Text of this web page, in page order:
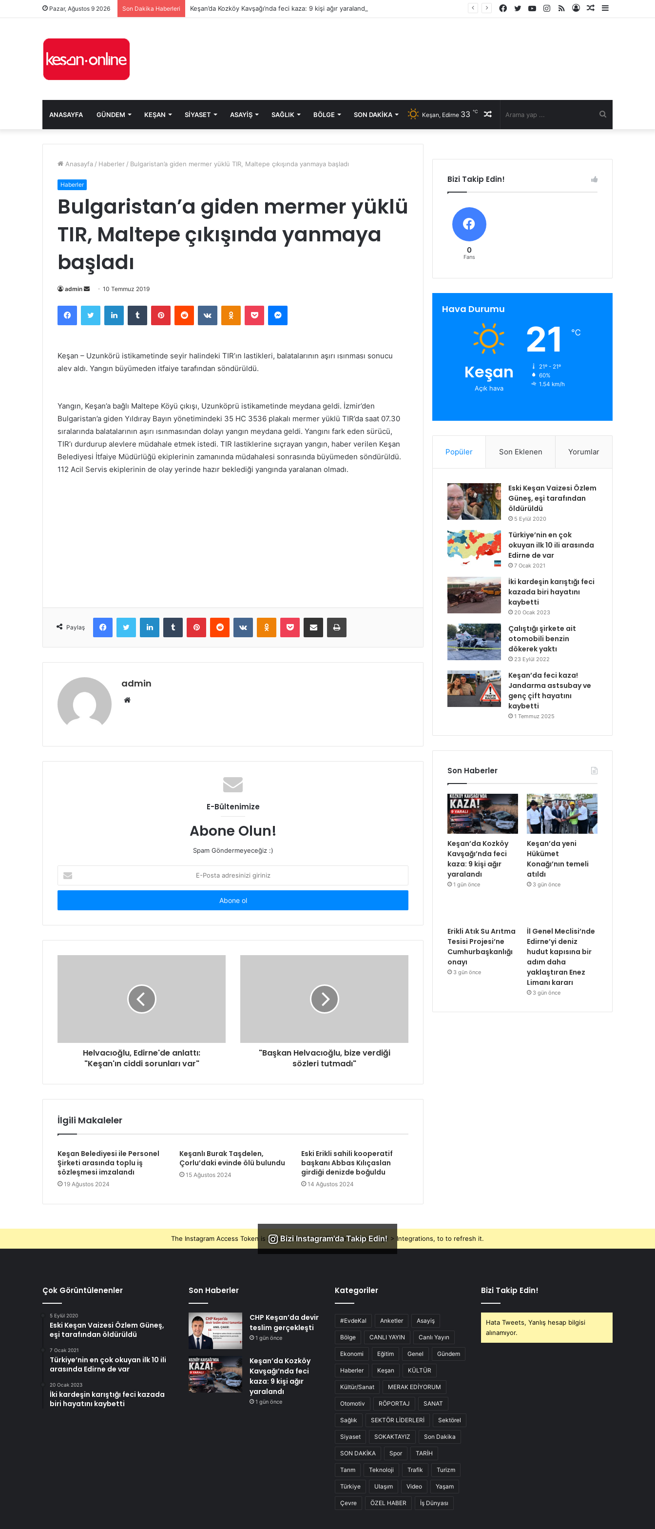
Pazar, Ağustos 9 2026 Son Dakika Haberleri Keşan’da Kozköy Kavşağı’nda feci kaza: 9 kişi ağır yaralandı
Kenar
Rastgele
Kayıt
RSS
Instagram
YouTube
Twitter
Facebook
ANASAYFA GÜNDEM KEŞAN SIYASET ASAYIŞ SAĞLIK BÖLGE SON DAKIKA Rastgele
Keşan, Edirne 33 ℃
Anasayfa / Haberler / Bulgaristan’a giden mermer yüklü TIR, Maltepe çıkışında yanmaya başladı
Haberler
Bulgaristan’a giden mermer yüklü
TIR, Maltepe çıkışında yanmaya
başladı
admin
Bir
posta
göndermek
10 Temmuz 2019
FacebookTwitter LinkedInTumblr PinterestReddit VKontakteOdnoklassniki
Pocket Messenger
Keşan – Uzunkörü istikametinde seyir halindeki TIR’ın lastikleri, balatalarının aşırı ısınması sonucu
alev aldı. Yangın büyümeden itfaiye tarafından söndürüldü.
Yangın, Keşan’a bağlı Maltepe Köyü çıkışı, Uzunköprü istikametinde meydana geldi. İzmir’den
Bulgaristan’a giden Yıldıray Bayın yönetimindeki 35 HC 3536 plakalı mermer yüklü TIR’da saat 07.30
sıralarında balatalarının aşırı ısınmasından dolayı yangın meydana geldi. Yangını fark eden sürücü,
TIR’ı durdurup alevlere müdahale etmek istedi. TIR lastiklerine sıçrayan yangın, haber verilen Keşan
Belediyesi İtfaiye Müdürlüğü ekiplerinin zamanında müdahalesi sonrasında büyümeden söndürüldü.
112 Acil Servis ekiplerinin de olay yerinde hazır beklediği yangında yaralanan olmadı.
Paylaş
FacebookTwitter LinkedInTumblr PinterestReddit VKontakteOdnoklassniki
Pocket E-Posta ile paylaş Yazdır
admin
Web
E-Bültenimize
Abone Olun!
Spam Göndermeyeceğiz :)
Posta
adresinizi
Helvacıoğlu, Edirne'de anlattı:
"Keşan'ın ciddi sorunları var"
"Başkan Helvacıoğlu, bize verdiği
sözleri tutmadı"
İlgili Makaleler
Keşan Belediyesi ile Personel
Şirketi arasında toplu iş
sözleşmesi imzalandı
19 Ağustos 2024
Keşanlı Burak Taşdelen,
Çorlu’daki evinde ölü bulundu
15 Ağustos 2024
Eski Erikli sahili kooperatif
başkanı Abbas Kılıçaslan
girdiği denizde boğuldu
14 Ağustos 2024
Bizi Takip Edin!
0
Fans
Hava Durumu
Keşan
Açık hava
21 ℃
21º - 21º
60%
1.54 km/h
Popüler Son Eklenen Yorumlar
Eski Keşan Vaizesi Özlem
Güneş, eşi tarafından
öldürüldü
5 Eylül 2020
Türkiye’nin en çok
okuyan ilk 10 ili arasında
Edirne de var
7 Ocak 2021
İki kardeşin karıştığı feci
kazada biri hayatını
kaybetti
20 Ocak 2023
Çalıştığı şirkete ait
otomobili benzin
dökerek yaktı
23 Eylül 2022
Keşan’da feci kaza!
Jandarma astsubay ve
genç çift hayatını
kaybetti
1 Temmuz 2025
Son Haberler
Keşan’da Kozköy
Kavşağı’nda feci
kaza: 9 kişi ağır
yaralandı
1 gün önce
Keşan’da yeni
Hükümet
Konağı’nın temeli
atıldı
3 gün önce
Erikli Atık Su Arıtma
Tesisi Projesi’ne
Cumhurbaşkanlığı
onayı
3 gün önce
İl Genel Meclisi’nde
Edirne’yi deniz
hudut kapısına bir
adım daha
yaklaştıran Enez
Limanı kararı
3 gün önce
Bizi Instagram'da Takip Edin!
The Instagram Access Token is expired, Go to the Theme options page > Integrations, to to refresh it.
Çok Görüntülenenler
5 Eylül 2020
Eski Keşan Vaizesi Özlem Güneş,
eşi tarafından öldürüldü
7 Ocak 2021
Türkiye’nin en çok okuyan ilk 10 ili
arasında Edirne de var
20 Ocak 2023
İki kardeşin karıştığı feci kazada
biri hayatını kaybetti
Son Haberler
CHP Keşan’da devir
teslim gerçekleşti
1 gün önce
Keşan’da Kozköy
Kavşağı’nda feci
kaza: 9 kişi ağır
yaralandı
1 gün önce
Kategoriler
#EvdeKal Anketler Asayiş
Bölge CANLI YAYIN Canlı Yayın
Ekonomi Eğitim Genel Gündem
Haberler Keşan KÜLTÜR
Kültür/Sanat MERAK EDİYORUM
Otomotiv RÖPORTAJ SANAT
Sağlık SEKTÖR LİDERLERİ Sektörel
Siyaset SOKAKTAYIZ Son Dakika
SON DAKİKA Spor TARİH
Tarım Teknoloji Trafik Turizm
Türkiye Ulaşım Video Yaşam
Çevre ÖZEL HABER İş Dünyası
Bizi Takip Edin!
Hata Tweets, Yanlış hesap bilgisi
alınamıyor.